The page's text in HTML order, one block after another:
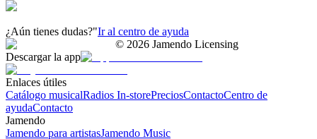
¿Aún tienes dudas?"Ir al centro de ayuda
© 2026 Jamendo Licensing
Descargar la app
Enlaces útiles
Catálogo musicalRadios In-storePreciosContactoCentro de
ayudaContacto
Jamendo
Jamendo para artistasJamendo Music